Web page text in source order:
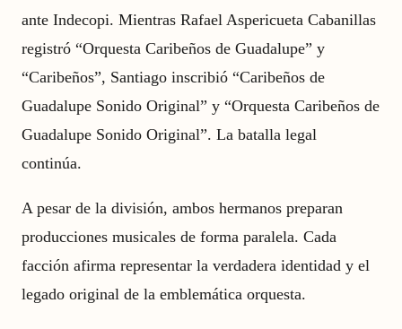
ante Indecopi. Mientras Rafael Aspericueta Cabanillas
registró “Orquesta Caribeños de Guadalupe” y
“Caribeños”, Santiago inscribió “Caribeños de
Guadalupe Sonido Original” y “Orquesta Caribeños de
Guadalupe Sonido Original”. La batalla legal
continúa.
A pesar de la división, ambos hermanos preparan
producciones musicales de forma paralela. Cada
facción afirma representar la verdadera identidad y el
legado original de la emblemática orquesta.